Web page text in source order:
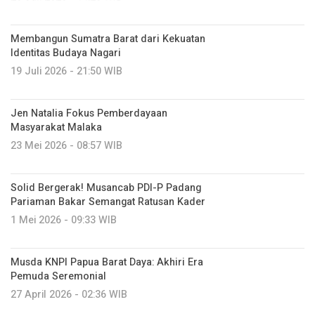
Membangun Sumatra Barat dari Kekuatan
Identitas Budaya Nagari
19 Juli 2026 - 21:50 WIB
Jen Natalia Fokus Pemberdayaan
Masyarakat Malaka
23 Mei 2026 - 08:57 WIB
Solid Bergerak! Musancab PDI-P Padang
Pariaman Bakar Semangat Ratusan Kader
1 Mei 2026 - 09:33 WIB
Musda KNPI Papua Barat Daya: Akhiri Era
Pemuda Seremonial
27 April 2026 - 02:36 WIB